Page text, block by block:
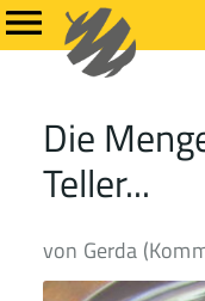
Die
Teller...
von Gerda